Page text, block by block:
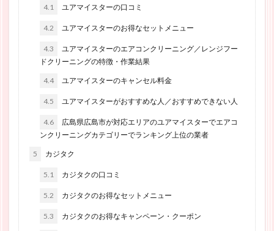
4.1 ユアマイスターの口コミ
4.2 ユアマイスターのお得なセットメニュー
4.3
ユアマイスターのエアコンクリーニング／レンジフー
ドクリーニングの特徴・作業結果
4.4 ユアマイスターのキャンセル料金
4.5 ユアマイスターがおすすめな人／おすすめできない人
4.6
広島県広島市が対応エリアのユアマイスターでエアコ
ンクリーニングカテゴリーでランキング上位の業者
5 カジタク
5.1 カジタクの口コミ
5.2 カジタクのお得なセットメニュー
5.3 カジタクのお得なキャンペーン・クーポン